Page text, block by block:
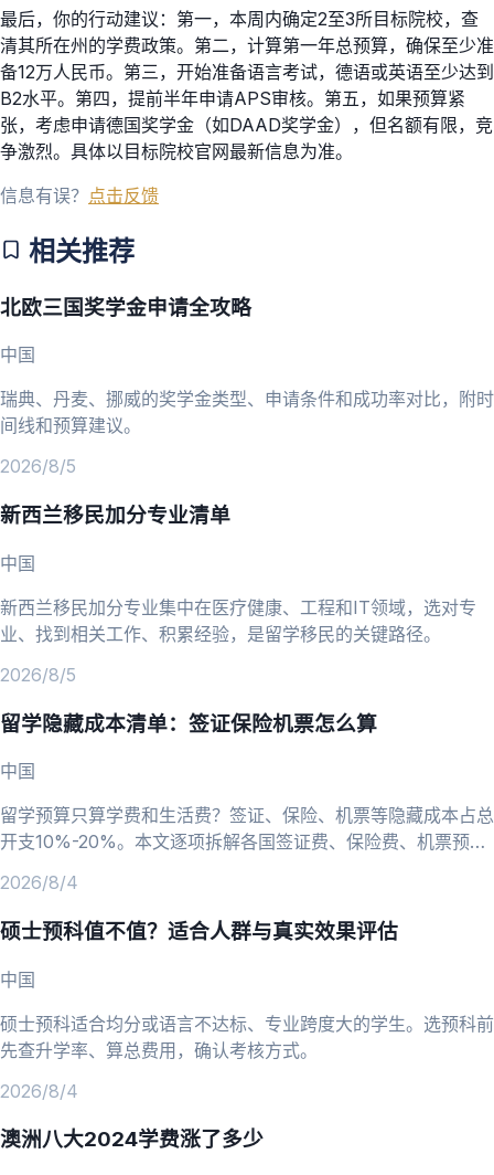
最后，你的行动建议：第一，本周内确定2至3所目标院校，查
清其所在州的学费政策。第二，计算第一年总预算，确保至少准
备12万人民币。第三，开始准备语言考试，德语或英语至少达到
B2水平。第四，提前半年申请APS审核。第五，如果预算紧
张，考虑申请德国奖学金（如DAAD奖学金），但名额有限，竞
争激烈。具体以目标院校官网最新信息为准。
信息有误？ 点击反馈
相关推荐
北欧三国奖学金申请全攻略
中国
瑞典、丹麦、挪威的奖学金类型、申请条件和成功率对比，附时
间线和预算建议。
2026/8/5
新西兰移民加分专业清单
中国
新西兰移民加分专业集中在医疗健康、工程和IT领域，选对专
业、找到相关工作、积累经验，是留学移民的关键路径。
2026/8/5
留学隐藏成本清单：签证保险机票怎么算
中国
留学预算只算学费和生活费？签证、保险、机票等隐藏成本占总
开支10%-20%。本文逐项拆解各国签证费、保险费、机票预订
2026/8/4
硕士预科值不值？适合人群与真实效果评估
中国
硕士预科适合均分或语言不达标、专业跨度大的学生。选预科前
先查升学率、算总费用，确认考核方式。
2026/8/4
澳洲八大2024学费涨了多少